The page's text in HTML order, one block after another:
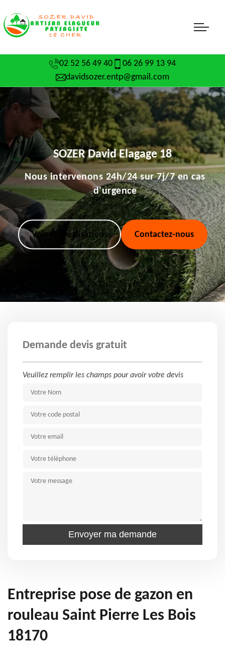
02 52 56 49 40
06 26 99 13 94
davidsozer.entp@gmail.com
SOZER David Elagage 18
Nous intervenons 24h/24 sur 7j/7 en cas
d'urgence
Voir nos réalisations Contactez-nous
Demande devis gratuit
Veuillez remplir les champs pour avoir votre devis
Entreprise pose de gazon en
rouleau Saint Pierre Les Bois
18170